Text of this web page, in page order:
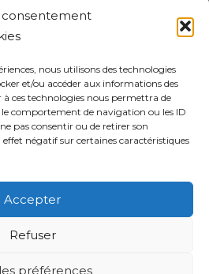
consentement
nous utilisons des technologies
et/ou accéder aux informations des
à ces technologies nous permettra de
le comportement de navigation ou les ID
pas consentir ou de retirer son
négatif sur certaines caractéristiques
Accepter
Refuser
préférences
des données de la CPTS
Votre CPTS